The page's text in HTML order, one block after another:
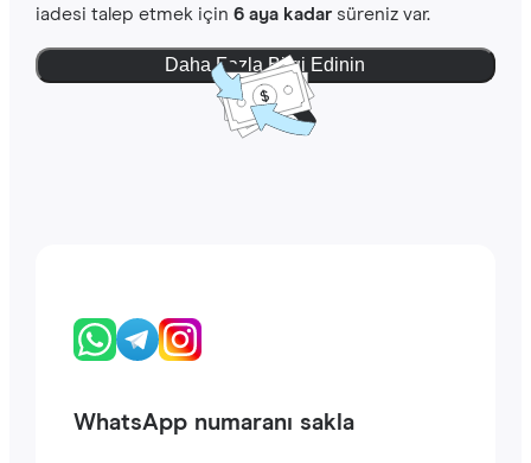
iadesi talep etmek için 6 aya kadarsüreniz var.
Daha Fazla Bilgi Edinin
WhatsApp numaranı sakla